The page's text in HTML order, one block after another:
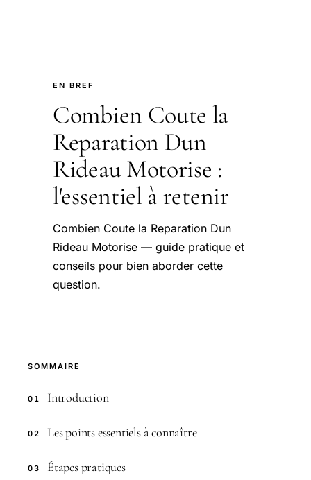
EN BREF
Combien Coute la
Reparation Dun
Rideau Motorise :
l'essentiel à retenir
Combien Coute la Reparation Dun
Rideau Motorise — guide pratique et
conseils pour bien aborder cette
question.
SOMMAIRE
01 Introduction
02 Les points essentiels à connaître
03 Étapes pratiques